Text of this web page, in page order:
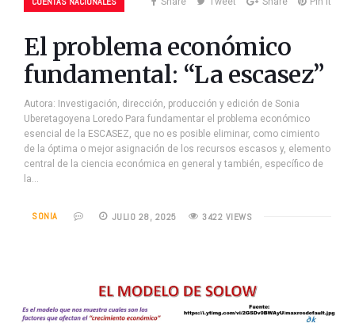
El problema económico
fundamental: “La escasez”
Autora: Investigación, dirección, producción y edición de Sonia
Uberetagoyena Loredo Para fundamentar el problema económico
esencial de la ESCASEZ, que no es posible eliminar, como cimiento
de la óptima o mejor asignación de los recursos escasos y, elemento
central de la ciencia económica en general y también, específico de
la…
SONIA JULIO 28, 2025 3422 VIEWS